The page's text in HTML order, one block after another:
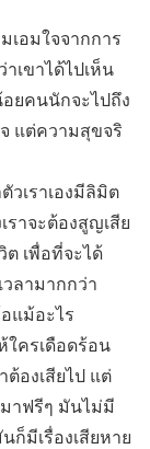
อมใจจากการ
เขาได้ไปเห็น
ยคนนักจะไปถึง
แต่ความสุขจริ
วเราเองมีลิมิต
ราจะต้องสูญเสีย
เพื่อที่จะได้
วลามากกว่า
แม้อะไร
ใครเดือดร้อน
องเสียไป แต่
าฟรีๆ มันไม่มี
มีเรื่องเสียหาย